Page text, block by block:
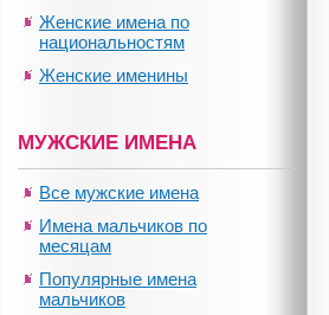
Женские имена по
национальностям
Женские именины
МУЖСКИЕ ИМЕНА
Все мужские имена
Имена мальчиков по
месяцам
Популярные имена
мальчиков